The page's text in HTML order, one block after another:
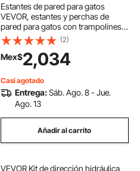
Estantes de pared para gatos
VEVOR, estantes y perchas de
pared para gatos con trampolines,
hamaca, sofá, árbol y agarre para
gatos, muebles y estantes para
gatos de hasta 18 kg para dormir,
jugar y trepar, juego de 6
(2)
Mex$2,034
Casi agotado
Entrega:Sáb. Ago. 8 - Jue.
Ago. 13
Añadir al carrito
VEVOR Kit de dirección hidráulica